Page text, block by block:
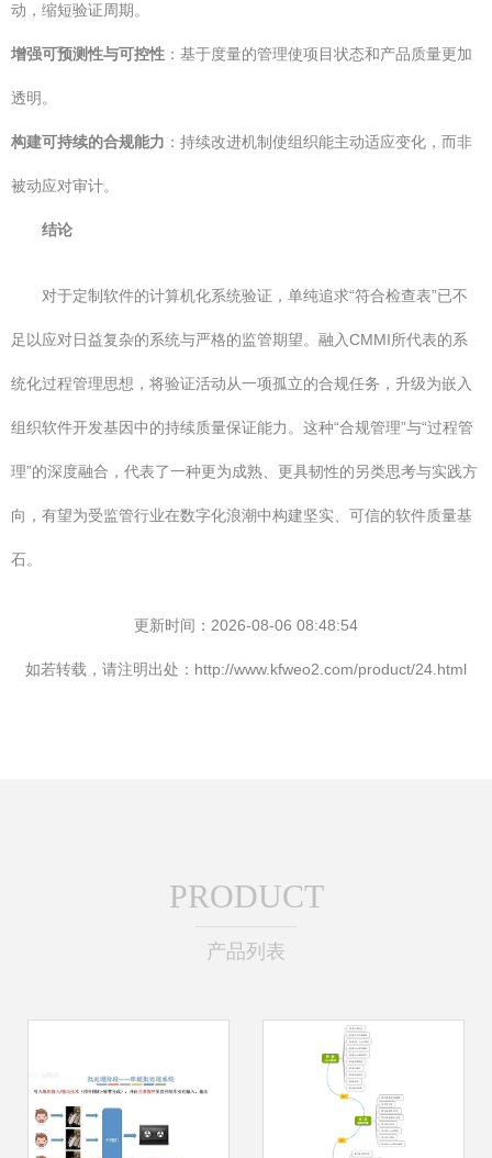
动，缩短验证周期。
增强可预测性与可控性 ：基于度量的管理使项目状态和产品质量更加
透明。
构建可持续的合规能力 ：持续改进机制使组织能主动适应变化，而非
被动应对审计。
结论
对于定制软件的计算机化系统验证，单纯追求“符合检查表”已不
足以应对日益复杂的系统与严格的监管期望。融入CMMI所代表的系
统化过程管理思想，将验证活动从一项孤立的合规任务，升级为嵌入
组织软件开发基因中的持续质量保证能力。这种“合规管理”与“过程管
理”的深度融合，代表了一种更为成熟、更具韧性的另类思考与实践方
向，有望为受监管行业在数字化浪潮中构建坚实、可信的软件质量基
石。
更新时间：2026-08-06 08:48:54
如若转载，请注明出处：http://www.kfweo2.com/product/24.html
PRODUCT
产品列表